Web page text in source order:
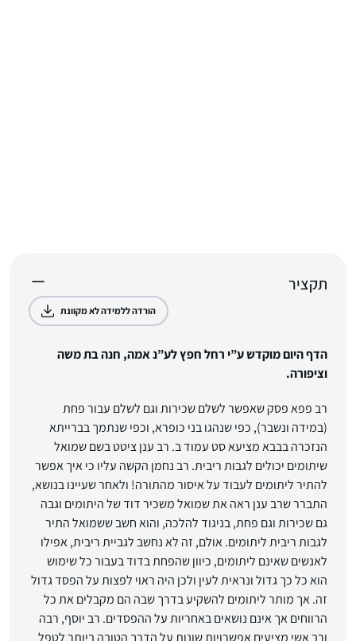
תקציר
הורדה ללמידה לא מקוונת
הדף היום מוקדש ע”י רחל חפץ לע”נ אמה, חנה בת משה
וציפורה.
רב פפא פסק שאפשר לשלם שכירות וגם לשלם עבור פחת
(במידה ונשבר), כפי שנהגו בני כופרא, וכפי שנתמך בברייתא
הנזכרה בבבא מציעא סט עמוד ב. רב ענן ציטט בשם שמואל
שיתומים יכולים לגבות ריבית. רב נחמן הקשה עליו כי איך אפשר
להתיר ליתומים לעבוד על איסור מהתורה! ולאחר שעיינו בנושא,
התברר שרב ענן ראה את שמואל משכיר דוד של היתומים וגבה
גם שכירות וגם פחת, בניגוד להלכה, והוא חשב ששמואל התיר
לגבות ריבית ליתומים. אולם, זה לא נחשב לגביית ריבית, אפילו
לאנשים שאינם ליתומים, כיוון שהפחת בדוד בעבור כל שימוש
הוא כל כך גדול ונראית לעין ולכן היה ראוי לפצות על הפסד גדול
זה. אך מותר ליתומים להשקיע בדרך שבה הם מקבלים את כל
הרווחים אך אינם נושאים באחריות על ההפסדים. רב יוסף, רבה
ורב אשי מציעים אפשרויות שונות על הדרך הטובה ביותר לטפל